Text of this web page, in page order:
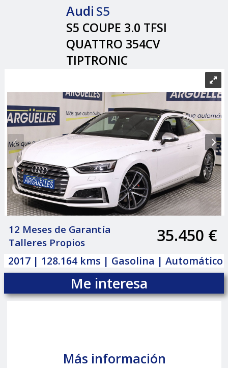
Audi S5
S5 COUPE 3.0 TFSI
QUATTRO 354CV
TIPTRONIC
12 Meses de Garantía
Talleres Propios
35.450 €
2017 | 128.164 kms | Gasolina | Automático
Me interesa
Más información